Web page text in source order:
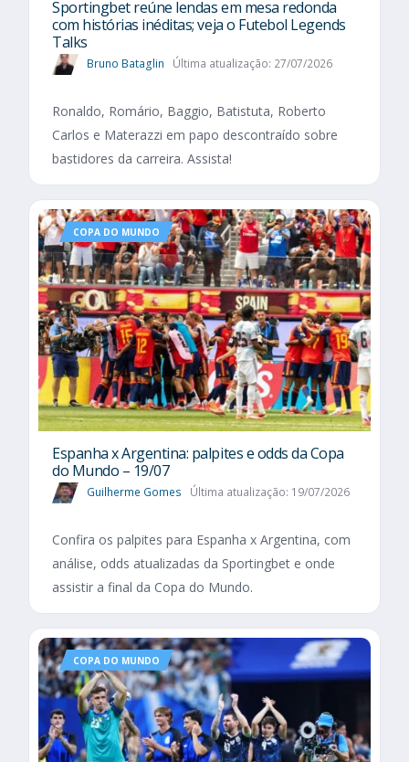
Sportingbet reúne lendas em mesa redonda
com histórias inéditas; veja o Futebol Legends
Talks
Bruno Bataglin Última atualização: 27/07/2026
Ronaldo, Romário, Baggio, Batistuta, Roberto
Carlos e Materazzi em papo descontraído sobre
bastidores da carreira. Assista!
COPA DO MUNDO
Espanha x Argentina: palpites e odds da Copa
do Mundo – 19/07
Guilherme Gomes Última atualização: 19/07/2026
Confira os palpites para Espanha x Argentina, com
análise, odds atualizadas da Sportingbet e onde
assistir a final da Copa do Mundo.
COPA DO MUNDO